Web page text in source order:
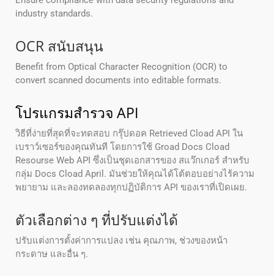
industry standards.
OCR สนับสนุน
Benefit from Optical Character Recognition (OCR) to
convert scanned documents into editable formats.
โปรแกรมสํารวจ API
วิธีที่ง่ายที่สุดที่จะทดสอบ กรุ๊ปดอค Retrieved Cload API ใน
เบราว์เซอร์ของคุณทันที โดยการใช้ Groad Docs Cload
Resourse Web API ซึ่งเป็นชุดเอกสารของ สแว๊กเกอร์ สําหรับ
กลุ่ม Docs Cload April. มันช่วยให้คุณได้โต้ตอบอย่างไร้ความ
พยายาม และลองทดลองทุกปฏิบัติการ API ของเราที่เปิดเผย.
ตัวเลือกต่าง ๆ ที่ปรับแต่งได้
ปรับแต่งการตั้งค่าการแปลง เช่น คุณภาพ, ช่วงของหน้า
กระดาษ และอื่น ๆ.